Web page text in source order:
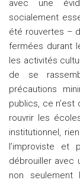
avec une
socialement
été rouvertes –
fermées durant
les activités
de se
précautions
publics, ce n’est
rouvrir les
institutionnel,
l’improviste
débrouiller avec
non